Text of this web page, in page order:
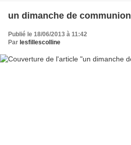
un dimanche de communion
Publié le 18/06/2013 à 11:42
Par lesfillescolline